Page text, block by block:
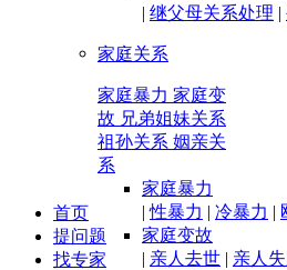
| 继父母关系处理 |
家庭关系
家庭暴力 家庭变
故 兄弟姐妹关系
祖孙关系 姻亲关
系
家庭暴力
|性暴力 | 冷暴力 |
家庭变故
| 亲人去世 | 亲人
首页
提问题
找专家